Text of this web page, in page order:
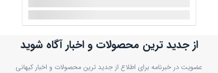
از جدید ترین محصولات و اخبار آگاه شوید
عضویت در خبرنامه برای اطلاع از جدید ترین محصولات و اخبار کیهانی